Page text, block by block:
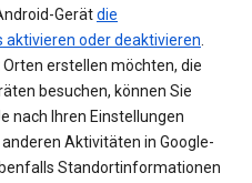
Gerätdie
oder deaktivieren
erstellen möchten, die
besuchen, können Sie
nach Ihren Einstellungen
Aktivitäten in Google-
Standortinformationen